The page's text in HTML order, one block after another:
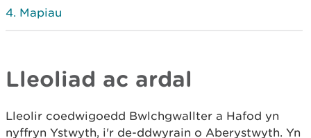
Mapiau
Lleoliad ac ardal
Lleolir coedwigoedd Bwlchgwallter a Hafod yn
nyffryn Ystwyth, i'r de-ddwyrain o Aberystwyth. Yn